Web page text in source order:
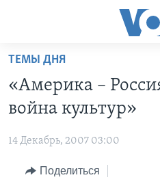
Перейти
основной
контент
навигации
ПРОГРАММЫ
НОВОСТИ ЗА МИНУТУ
ИТОГИ
УЧИМ АНГЛИЙСКИЙ
НАША АМЕРИКАНСКАЯ
ЭКСПЕРТИЗА
ИНТЕРВЬЮ
ТЕМЫ ДНЯ
«Америка –
война культур»
14 Декабрь, 2007 03:00
Поделиться